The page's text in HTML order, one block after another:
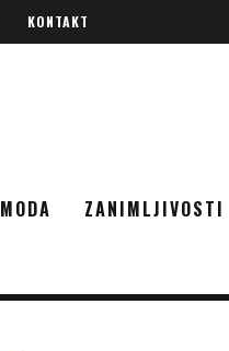
KONTAKT
MODA ZANIMLJIVOSTI